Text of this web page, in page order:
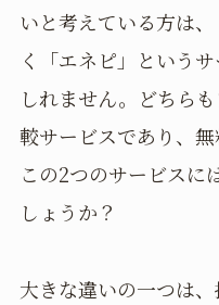
いと考えている方は
く「エネピ」という
しれません。どちら
較サービスであり、無
この2つのサービスに
しょうか？
大きな違いの一つは